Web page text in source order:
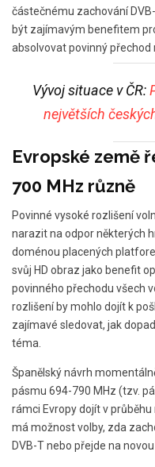
částečnému zachování
být zajímavým benefitem
absolvovat povinný přechod
Vývoj situace v ČR:
největších
Evropské země
700 MHz různě
Povinné vysoké rozlišení
narazit na odpor některých
doménou placených
svůj HD obraz jako benefit
povinného přechodu všech
rozlišení by mohlo dojít k
zajímavé sledovat, jak
téma.
Španělský návrh
pásmu 694-790 MHz (tzv.
rámci Evropy dojít v
má možnost volby, zda
DVB-T nebo přejde na